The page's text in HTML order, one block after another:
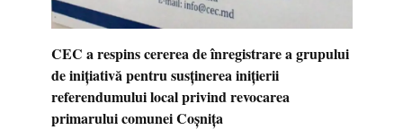
CEC a respins cererea de înregistrare a grupului
de inițiativă pentru susținerea inițierii
referendumului local privind revocarea
primarului comunei Coșnița